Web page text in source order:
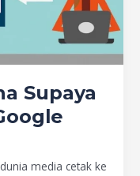
Supaya
media cetak ke